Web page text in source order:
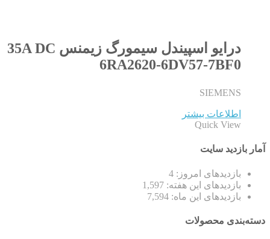
درایو اسپیندل سیمورگ زیمنس 35A DC
6RA2620-6DV57-7BF0
SIEMENS
اطلاعات بیشتر
Quick View
آمار بازدید سایت
بازدیدهای امروز: 4
بازدیدهای این هفته: 1,597
بازدیدهای این ماه: 7,594
دسته‌بندی محصولات